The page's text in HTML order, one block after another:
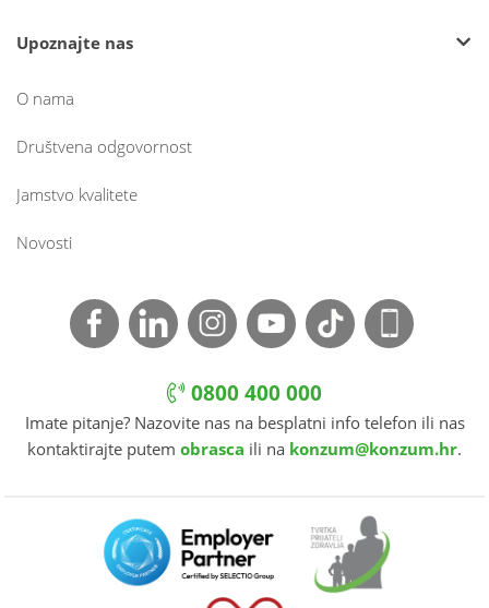
Upoznajte nas
O nama
Društvena odgovornost
Jamstvo kvalitete
Novosti
0800 400 000
Imate pitanje? Nazovite nas na besplatni info telefon ili nas
kontaktirajte putem obrasca ili na konzum@konzum.hr.